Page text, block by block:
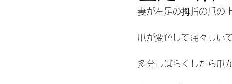
妻が左足の拇指の爪の
爪が変色して痛々しい
多分しばらくしたら爪